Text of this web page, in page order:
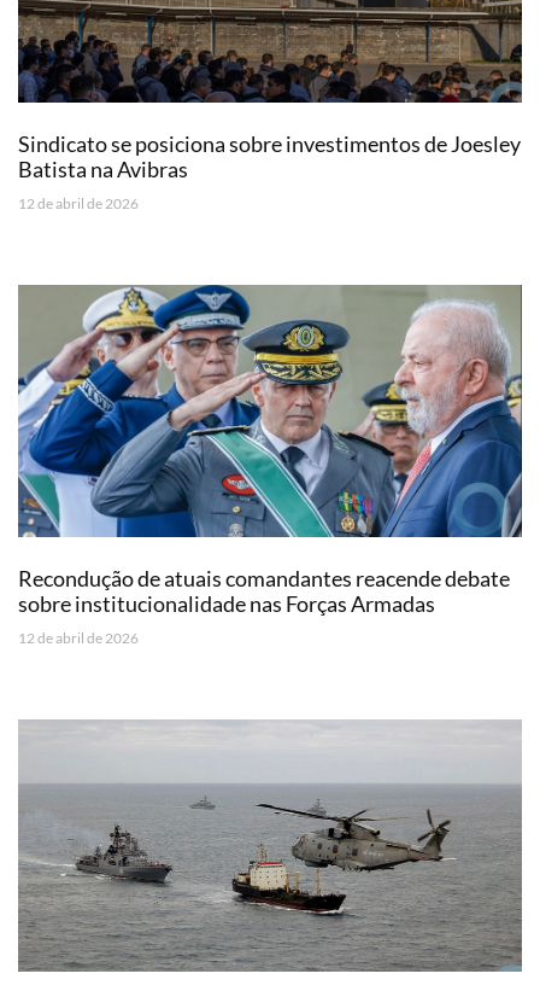
Sindicato se posiciona sobre investimentos de Joesley
Batista na Avibras
12 de abril de 2026
Recondução de atuais comandantes reacende debate
sobre institucionalidade nas Forças Armadas
12 de abril de 2026